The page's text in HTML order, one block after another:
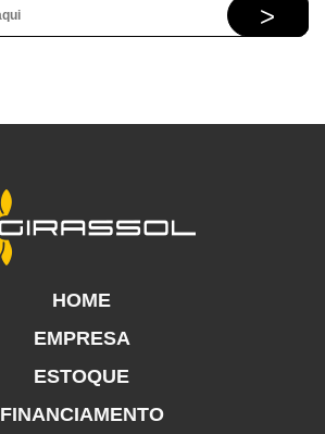
HOME
EMPRESA
ESTOQUE
FINANCIAMENTO